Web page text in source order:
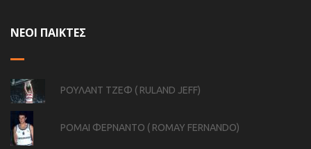
ΝΕΟΙ ΠΑΙΚΤΕΣ
ΡΟΥΛΑΝΤ ΤΖΕΦ ( RULAND JEFF)
ΡΟΜΑΙ ΦΕΡΝΑΝΤΟ ( ROMAY FERNANDO)